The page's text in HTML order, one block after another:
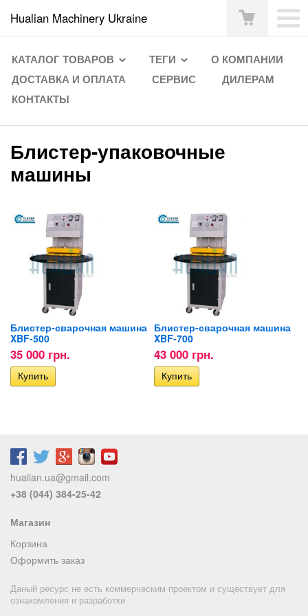
Hualian Machinery Ukraine
КАТАЛОГ ТОВАРОВ ТЕГИ
О КОМПАНИИ
ДОСТАВКА И ОПЛАТА
СЕРВИС
ДИЛЕРАМ
КОНТАКТЫ
Блистер-упаковочные
машины
Блистер-сварочная машина
XBF-500
35 000 грн.
Блистер-сварочная машина
XBF-700
43 000 грн.
hualian.ua@gmail.com
+38 (044) 384-25-42
Магазин
Корзина
Оформить заказ
Даный ресурс не есть коммерческим проектом и существует для
ознакомления и разработки